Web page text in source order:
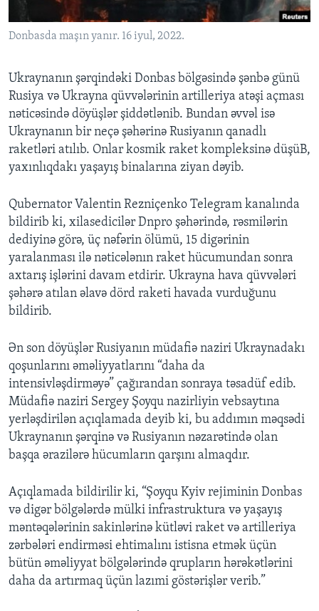
BIZI IZLƏYIN
Dillər
Donbasda maşın yanır. 16 iyul, 2022.
Ukraynanın şərqindəki Donbas bölgəsində şənbə günü
Rusiya və Ukrayna qüvvələrinin artilleriya atəşi açması
nəticəsində döyüşlər şiddətlənib. Bundan əvvəl isə
Ukraynanın bir neçə şəhərinə Rusiyanın qanadlı
raketləri atılıb. Onlar kosmik raket kompleksinə düşüB,
yaxınlıqdakı yaşayış binalarına ziyan dəyib.
Qubernator Valentin Rezniçenko Telegram kanalında
bildirib ki, xilasedicilər Dnpro şəhərində, rəsmilərin
dediyinə görə, üç nəfərin ölümü, 15 digərinin
yaralanması ilə nəticələnın raket hücumundan sonra
axtarış işlərini davam etdirir. Ukrayna hava qüvvələri
şəhərə atılan əlavə dörd raketi havada vurduğunu
bildirib.
Ən son döyüşlər Rusiyanın müdafiə naziri Ukraynadakı
qoşunlarını əməliyyatlarını “daha da
intensivləşdirməyə” çağırandan sonraya təsadüf edib.
Müdafiə naziri Sergey Şoyqu nazirliyin vebsaytına
yerləşdirilən açıqlamada deyib ki, bu addımın məqsədi
Ukraynanın şərqinə və Rusiyanın nəzarətində olan
başqa ərazilərə hücumların qarşını almaqdır.
Açıqlamada bildirilir ki, “Şoyqu Kyiv rejiminin Donbas
və digər bölgələrdə mülki infrastruktura və yaşayış
məntəqələrinin sakinlərinə kütləvi raket və artilleriya
zərbələri endirməsi ehtimalını istisna etmək üçün
bütün əməliyyat bölgələrində qrupların hərəkətlərini
daha da artırmaq üçün lazımi göstərişlər verib.”